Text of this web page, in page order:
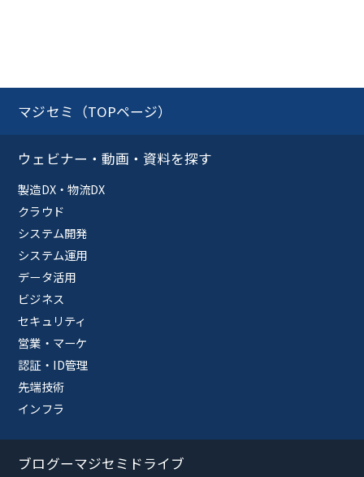
マジセミ（TOPページ）
ウェビナー・動画・資料を探す
製造DX・物流DX
クラウド
システム開発
システム運用
データ活用
ビジネス
セキュリティ
営業・マーケ
認証・ID管理
先端技術
インフラ
ブログーマジセミドライブ